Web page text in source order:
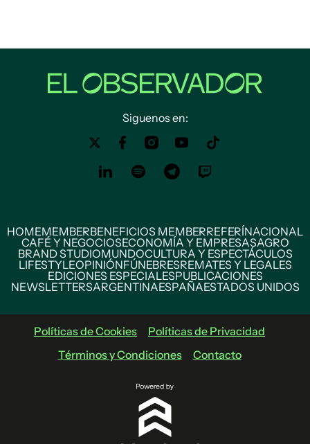
Siguenos en:
HOMEMEMBERBENEFICIOS MEMBERREFERÍNACIONAL
CAFÉ Y NEGOCIOSECONOMÍA Y EMPRESASAGRO
BRAND STUDIOMUNDOCULTURA Y ESPECTÁCULOS
LIFESTYLEOPINIÓNFÚNEBRESREMATES Y LEGALES
EDICIONES ESPECIALESPUBLICACIONES
NEWSLETTERSARGENTINAESPAÑAESTADOS UNIDOS
Políticas de Cookies
Políticas de Privacidad
Términos y Condiciones
Contacto